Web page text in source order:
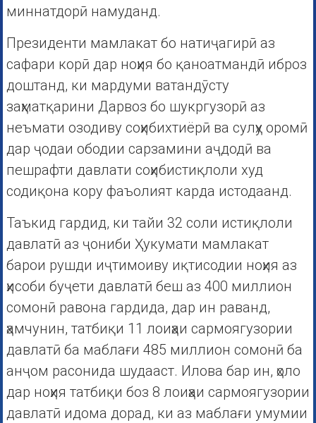
миннатдорӣ намуданд.
Президенти мамлакат бо натиҷагирӣ аз
сафари корӣ дар ноҳия бо қаноатмандӣ иброз
доштанд, ки мардуми ватандӯсту
заҳматқарини Дарвоз бо шукргузорӣ аз
неъмати озодиву соҳибихтиёрӣ ва сулҳу оромӣ
дар ҷодаи ободии сарзамини аҷдодӣ ва
пешрафти давлати соҳибистиқлоли худ
содиқона кору фаъолият карда истодаанд.
Таъкид гардид, ки тайи 32 соли истиқлоли
давлатӣ аз ҷониби Ҳукумати мамлакат
барои рушди иҷтимоиву иқтисодии ноҳия аз
ҳисоби буҷети давлатӣ беш аз 400 миллион
сомонӣ равона гардида, дар ин раванд,
ҳамчунин, татбиқи 11 лоиҳаи сармоягузории
давлатӣ ба маблағи 485 миллион сомонӣ ба
анҷом расонида шудааст. Илова бар ин, ҳоло
дар ноҳия татбиқи боз 8 лоиҳаи сармоягузории
давлатӣ идома дорад, ки аз маблағи умумии